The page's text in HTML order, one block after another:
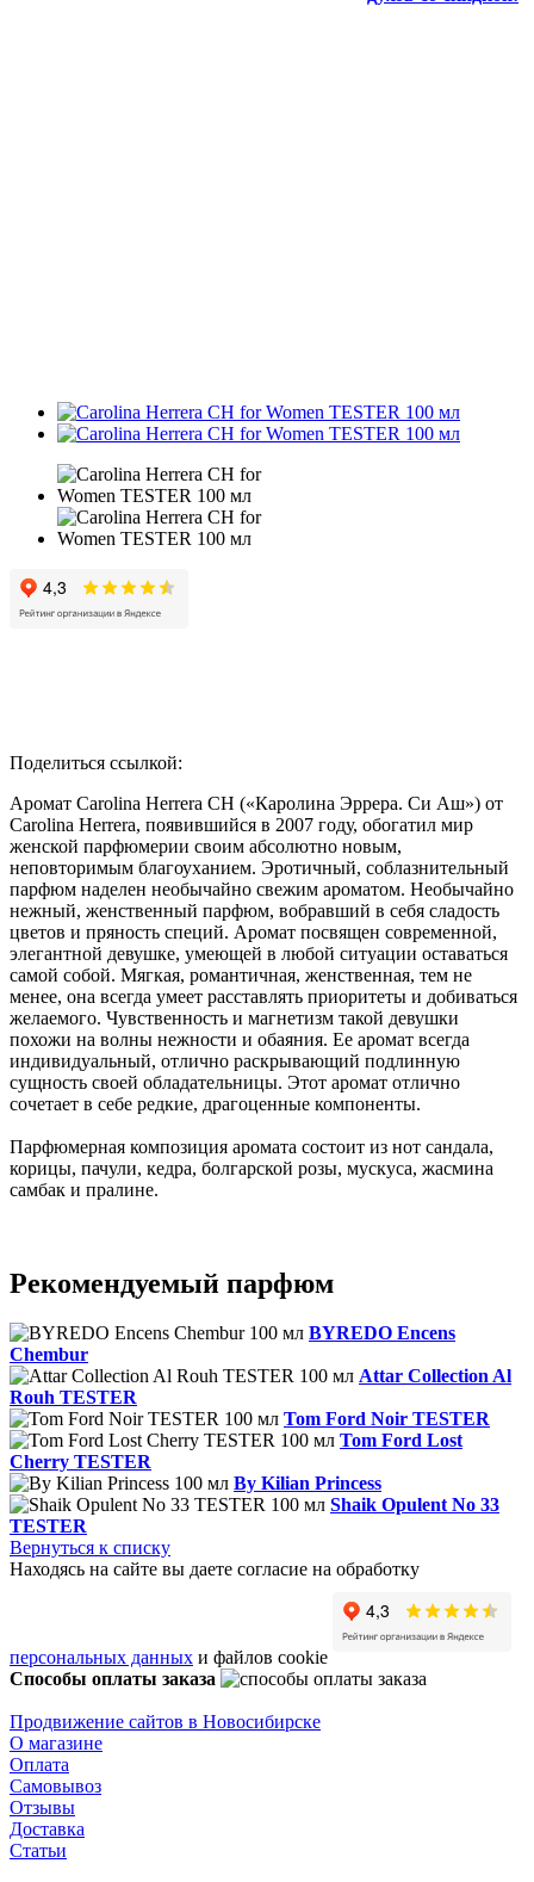
Поделиться ссылкой:
Аромат Carolina Herrera CH («Каролина Эррера. Си Аш») от
Carolina Herrera, появившийся в 2007 году, обогатил мир
женской парфюмерии своим абсолютно новым,
неповторимым благоуханием. Эротичный, соблазнительный
парфюм наделен необычайно свежим ароматом. Необычайно
нежный, женственный парфюм, вобравший в себя сладость
цветов и пряность специй. Аромат посвящен современной,
элегантной девушке, умеющей в любой ситуации оставаться
самой собой. Мягкая, романтичная, женственная, тем не
менее, она всегда умеет расставлять приоритеты и добиваться
желаемого. Чувственность и магнетизм такой девушки
похожи на волны нежности и обаяния. Ее аромат всегда
индивидуальный, отлично раскрывающий подлинную
сущность своей обладательницы. Этот аромат отлично
сочетает в себе редкие, драгоценные компоненты.
Парфюмерная композиция аромата состоит из нот сандала,
корицы, пачули, кедра, болгарской розы, мускуса, жасмина
самбак и пралине.
Рекомендуемый парфюм
BYREDO Encens
Chembur
Attar Collection Al
Rouh TESTER
Tom Ford Noir TESTER
Tom Ford Lost
Cherry TESTER
By Kilian Princess
Shaik Opulent No 33
TESTER
Вернуться к списку
Находясь на сайте вы даете согласие на обработку
персональных данных и файлов cookie
Способы оплаты заказа
Продвижение сайтов в Новосибирске
О магазине
Оплата
Самовывоз
Отзывы
Доставка
Статьи